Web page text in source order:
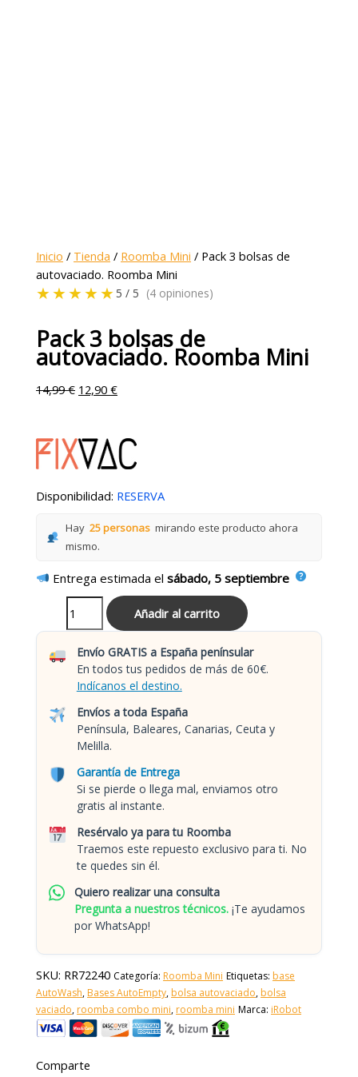
Inicio / Tienda / Roomba Mini / Pack 3 bolsas de
autovaciado. Roomba Mini
★★★★★ 5 / 5 (4 opiniones)
Pack 3 bolsas de
autovaciado. Roomba Mini
14,99€ 12,90€
Disponibilidad: RESERVA
Hay 25 personas mirando este producto ahora
mismo.
Entrega estimada elsábado, 5 septiembre
Añadir al carrito
Envío GRATIS a España penínsular
En todos tus pedidos de más de 60€.
Indícanos el destino.
Envíos a toda España
Península, Baleares, Canarias, Ceuta y
Melilla.
Garantía de Entrega
Si se pierde o llega mal, enviamos otro
gratis al instante.
Resérvalo ya para tu Roomba
Traemos este repuesto exclusivo para ti. No
te quedes sin él.
Quiero realizar una consulta
Pregunta a nuestros técnicos. ¡Te ayudamos
por WhatsApp!
SKU: RR72240 Categoría: Roomba Mini Etiquetas: base
AutoWash, Bases AutoEmpty, bolsa autovaciado, bolsa
vaciado, roomba combo mini, roomba mini Marca: iRobot
Comparte